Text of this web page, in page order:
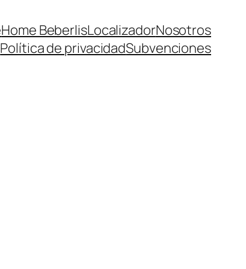
Home BeberlisLocalizadorNosotros
Política de privacidadSubvenciones